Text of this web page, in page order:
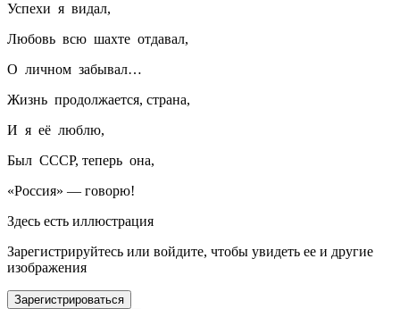
Успехи я видал,
Любовь всю шахте отдавал,
О личном забывал…
Жизнь продолжается, страна,
И я её люблю,
Был СССР, теперь она,
«Россия» — говорю!
Здесь есть иллюстрация
Зарегистрируйтесь или войдите, чтобы увидеть ее и другие
изображения
Зарегистрироваться